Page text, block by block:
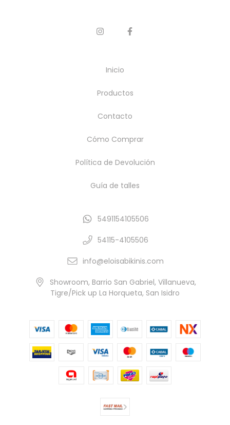
Inicio
Productos
Contacto
Cómo Comprar
Política de Devolución
Guía de talles
5491154105506
54115-4105506
info@eloisabikinis.com
Showroom, Barrio San Gabriel, Villanueva,
Tigre/Pick up La Horqueta, San Isidro